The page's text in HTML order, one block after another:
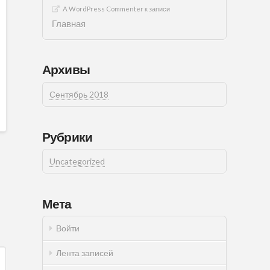
A WordPress Commenterк записи
Главная
Архивы
Сентябрь 2018
Рубрики
Uncategorized
Мета
Войти
Лента записей